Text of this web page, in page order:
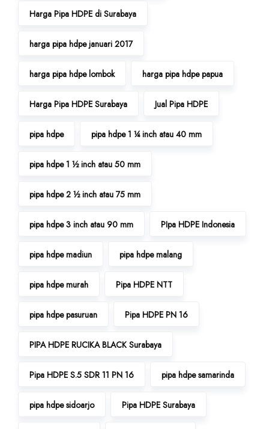
Harga Pipa HDPE di Surabaya
harga pipa hdpe januari 2017
harga pipa hdpe lombok harga pipa hdpe papua
Harga Pipa HDPE Surabaya Jual Pipa HDPE
pipa hdpe pipa hdpe 1 ¼ inch atau 40 mm
pipa hdpe 1 ½ inch atau 50 mm
pipa hdpe 2 ½ inch atau 75 mm
pipa hdpe 3 inch atau 90 mm PIpa HDPE Indonesia
pipa hdpe madiun pipa hdpe malang
pipa hdpe murah Pipa HDPE NTT
pipa hdpe pasuruan Pipa HDPE PN 16
PIPA HDPE RUCIKA BLACK Surabaya
Pipa HDPE S.5 SDR 11 PN 16 pipa hdpe samarinda
pipa hdpe sidoarjo Pipa HDPE Surabaya